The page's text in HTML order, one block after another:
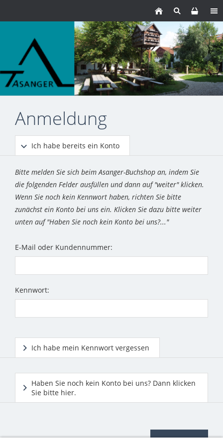
Anmeldung
Ich habe bereits ein Konto
Bitte melden Sie sich beim Asanger-Buchshop an, indem Sie
die folgenden Felder ausfüllen und dann auf "weiter" klicken.
Wenn Sie noch kein Kennwort haben, richten Sie bitte
zunächst ein Konto bei uns ein. Klicken Sie dazu bitte weiter
unten auf "Haben Sie noch kein Konto bei uns?..."
E-Mail oder Kundennummer:
Kennwort:
Ich habe mein Kennwort vergessen
Haben Sie noch kein Konto bei uns? Dann klicken
Sie bitte hier.